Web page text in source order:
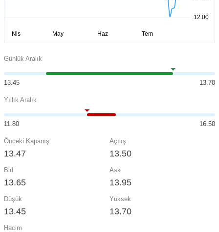
Günlük Aralık
13.45 13.70
Yıllık Aralık
11.80 16.50
Önceki Kapanış
13.47
Açılış
13.50
Bid
13.65
Ask
13.95
Düşük
13.45
Yüksek
13.70
Hacim